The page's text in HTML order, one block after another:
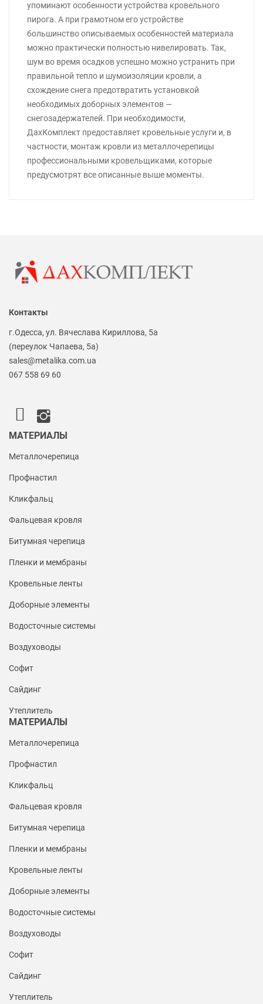
упоминают особенности устройства кровельного
пирога. А при грамотном его устройстве
большинство описываемых особенностей материала
можно практически полностью нивелировать. Так,
шум во время осадков успешно можно устранить при
правильной тепло и шумоизоляции кровли, а
схождение снега предотвратить установкой
необходимых доборных элементов —
снегозадержателей. При необходимости,
ДахКомплект предоставляет кровельные услуги и, в
частности, монтаж кровли из металлочерепицы
профессиональными кровельщиками, которые
предусмотрят все описанные выше моменты.
Контакты
г.Одесса, ул. Вячеслава Кириллова, 5а
(переулок Чапаева, 5а)
sales@metalika.com.ua
067 558 69 60
МАТЕРИАЛЫ
Металлочерепица
Профнастил
Кликфальц
Фальцевая кровля
Битумная черепица
Пленки и мембраны
Кровельные ленты
Доборные элементы
Водосточные системы
Воздуховоды
Софит
Сайдинг
Утеплитель
МАТЕРИАЛЫ
Металлочерепица
Профнастил
Кликфальц
Фальцевая кровля
Битумная черепица
Пленки и мембраны
Кровельные ленты
Доборные элементы
Водосточные системы
Воздуховоды
Софит
Сайдинг
Утеплитель